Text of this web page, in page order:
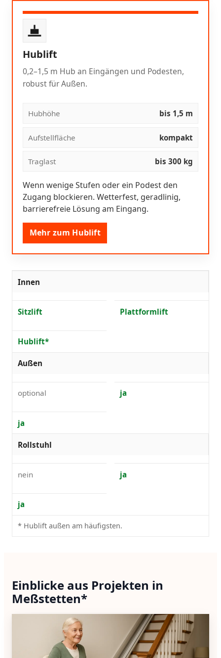
Hublift
0,2–1,5 m Hub an Eingängen und Podesten,
robust für Außen.
Hubhöhe bis 1,5 m
Aufstellfläche kompakt
Traglast bis 300 kg
Wenn wenige Stufen oder ein Podest den
Zugang blockieren. Wetterfest, geradlinig,
barrierefreie Lösung am Eingang.
Mehr zum Hublift
Innen
Sitzlift Plattformlift
Hublift*
Außen
optional ja
ja
Rollstuhl
nein ja
ja
* Hublift außen am häufigsten.
Einblicke aus Projekten in
Meßstetten*